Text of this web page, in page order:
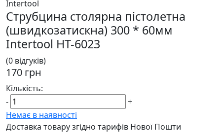
Intertool
Струбцина столярна пістолетна
(швидкозатискна) 300 * 60мм
Intertool HT-6023
(0 відгуків)
170 грн
Кількість:
-
+
Немає в наявності
Доставка товару згідно тарифів Нової Пошти